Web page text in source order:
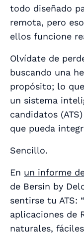
todo diseñado
remota, pero
ellos funcione
Olvídate de
buscando una
propósito; lo
un sistema
candidatos
que pueda
Sencillo.
En un informe
de Bersin by
sentirse tu ATS:
aplicaciones de
naturales,